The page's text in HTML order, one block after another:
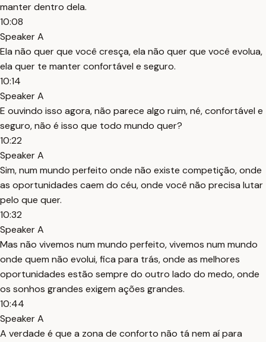
manter dentro dela.
10:08
Speaker A
Ela não quer que você cresça, ela não quer que você evolua,
ela quer te manter confortável e seguro.
10:14
Speaker A
E ouvindo isso agora, não parece algo ruim, né, confortável e
seguro, não é isso que todo mundo quer?
10:22
Speaker A
Sim, num mundo perfeito onde não existe competição, onde
as oportunidades caem do céu, onde você não precisa lutar
pelo que quer.
10:32
Speaker A
Mas não vivemos num mundo perfeito, vivemos num mundo
onde quem não evolui, fica para trás, onde as melhores
oportunidades estão sempre do outro lado do medo, onde
os sonhos grandes exigem ações grandes.
10:44
Speaker A
A verdade é que a zona de conforto não tá nem aí para